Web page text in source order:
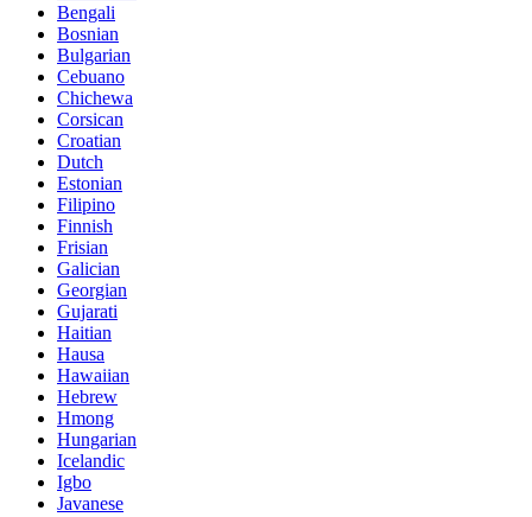
Bengali
Bosnian
Bulgarian
Cebuano
Chichewa
Corsican
Croatian
Dutch
Estonian
Filipino
Finnish
Frisian
Galician
Georgian
Gujarati
Haitian
Hausa
Hawaiian
Hebrew
Hmong
Hungarian
Icelandic
Igbo
Javanese